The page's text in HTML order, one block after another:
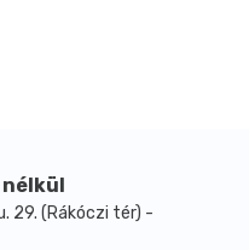
29. (Rákóczi tér) -